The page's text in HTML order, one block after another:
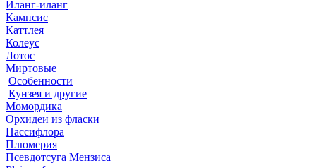
Иланг-иланг
Кампсис
Каттлея
Колеус
Лотос
Миртовые
Особенности
Кунзея и другие
Момордика
Орхидеи из фласки
Пассифлора
Плюмерия
Псевдотсуга Мензиса